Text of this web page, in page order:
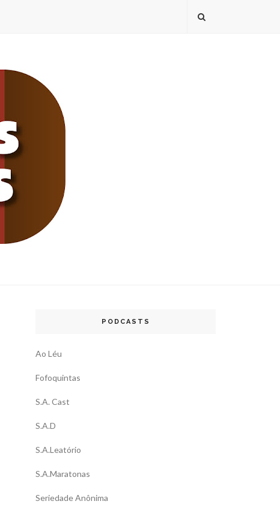
PODCASTS
Ao Léu
Fofoquintas
S.A. Cast
S.A.D
S.A.Leatório
S.A.Maratonas
Seriedade Anônima